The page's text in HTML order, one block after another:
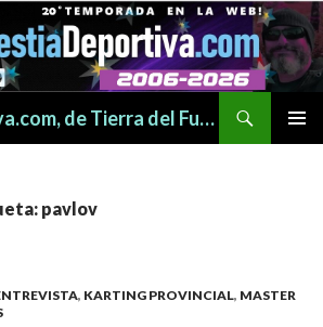
LaBestiaDeportiva.com, de Tierra del Fuego para todo el mundo
pavlov
, KARTING PROVINCIAL, MASTER